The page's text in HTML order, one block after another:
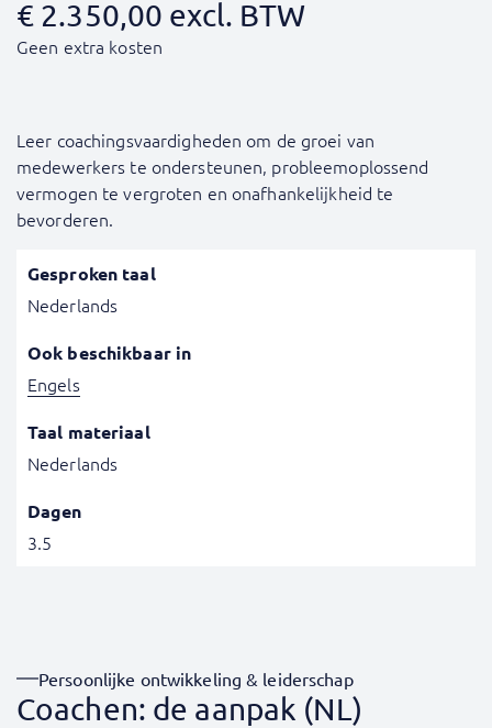
€ 2.350,00 excl. BTW
Geen extra kosten
Leer coachingsvaardigheden om de groei van
medewerkers te ondersteunen, probleemoplossend
vermogen te vergroten en onafhankelijkheid te
bevorderen.
Gesproken taal
Nederlands
Ook beschikbaar in
Engels
Taal materiaal
Nederlands
Dagen
3.5
Persoonlijke ontwikkeling & leiderschap
Coachen: de aanpak (NL)